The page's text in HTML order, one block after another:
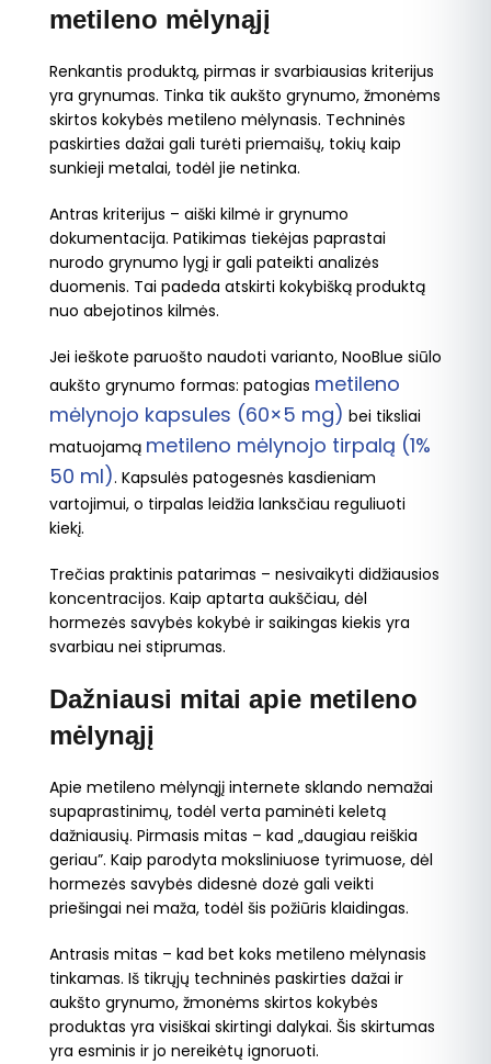
metileno mėlynąjį
Renkantis produktą, pirmas ir svarbiausias kriterijus
yra grynumas. Tinka tik aukšto grynumo, žmonėms
skirtos kokybės metileno mėlynasis. Techninės
paskirties dažai gali turėti priemaišų, tokių kaip
sunkieji metalai, todėl jie netinka.
Antras kriterijus – aiški kilmė ir grynumo
dokumentacija. Patikimas tiekėjas paprastai
nurodo grynumo lygį ir gali pateikti analizės
duomenis. Tai padeda atskirti kokybišką produktą
nuo abejotinos kilmės.
Jei ieškote paruošto naudoti varianto, NooBlue siūlo
aukšto grynumo formas: patogias metileno
mėlynojo kapsules (60×5 mg) bei tiksliai
matuojamą metileno mėlynojo tirpalą (1%
50 ml). Kapsulės patogesnės kasdieniam
vartojimui, o tirpalas leidžia lanksčiau reguliuoti
kiekį.
Trečias praktinis patarimas – nesivaikyti didžiausios
koncentracijos. Kaip aptarta aukščiau, dėl
hormezės savybės kokybė ir saikingas kiekis yra
svarbiau nei stiprumas.
Dažniausi mitai apie metileno
mėlynąjį
Apie metileno mėlynąjį internete sklando nemažai
supaprastinimų, todėl verta paminėti keletą
dažniausių. Pirmasis mitas – kad „daugiau reiškia
geriau”. Kaip parodyta moksliniuose tyrimuose, dėl
hormezės savybės didesnė dozė gali veikti
priešingai nei maža, todėl šis požiūris klaidingas.
Antrasis mitas – kad bet koks metileno mėlynasis
tinkamas. Iš tikrųjų techninės paskirties dažai ir
aukšto grynumo, žmonėms skirtos kokybės
produktas yra visiškai skirtingi dalykai. Šis skirtumas
yra esminis ir jo nereikėtų ignoruoti.